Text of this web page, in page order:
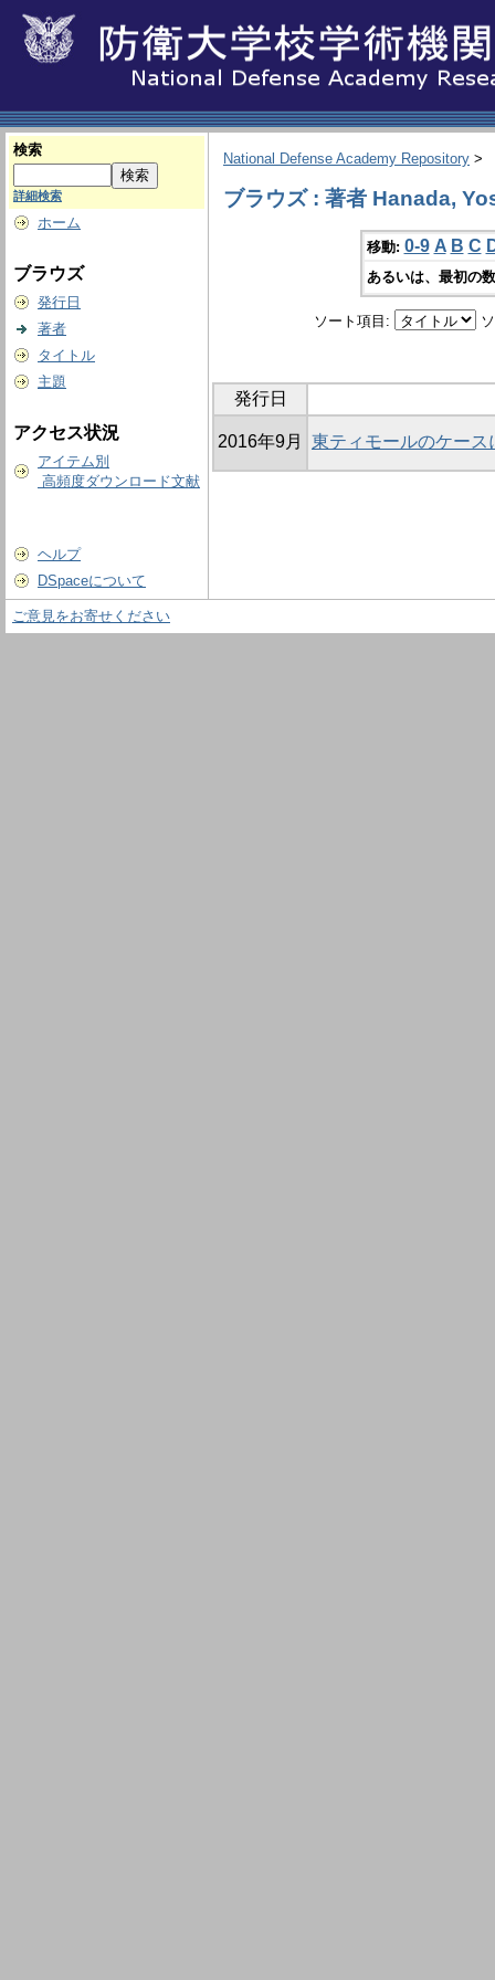
検索
詳細検索
ホーム
ブラウズ
発行日
著者
タイトル
主題
アクセス状況
アイテム別
高頻度ダウンロード文献
ヘルプ
DSpaceについて
National Defense Academy Repository >
ブラウズ : 著者 Hanada,
移動: 0-9 A B C
あるいは、最初の
ソート項目:
発行日
2016年9月 東ティモールのケー
ご意見をお寄せください